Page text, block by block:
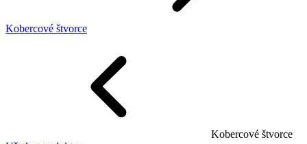
Kobercové štvorce
Kobercové štvorce